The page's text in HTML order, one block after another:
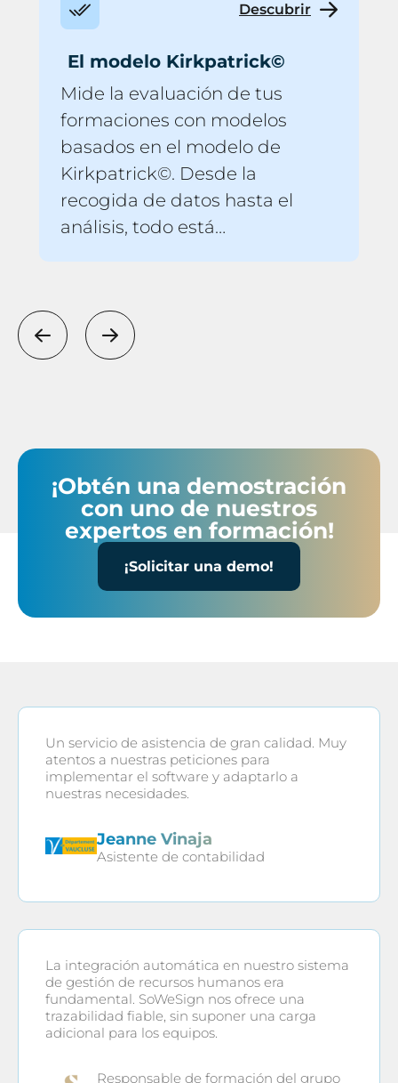
Descubrir
El modelo Kirkpatrick©
Mide la evaluación de tus
formaciones con modelos
basados en el modelo de
Kirkpatrick©. Desde la
recogida de datos hasta el
análisis, todo está
que lo propone de forma
completa e integrada.
precedentesiguiente
¡Obtén una demostración
con uno de nuestros
expertos en formación!
¡Solicitar una demo!
Un servicio de asistencia de gran calidad. Muy
atentos a nuestras peticiones para
implementar el software y adaptarlo a
nuestras necesidades.
Jeanne Vinaja
Asistente de contabilidad
La integración automática en nuestro sistema
de gestión de recursos humanos era
fundamental. SoWeSign nos ofrece una
trazabilidad fiable, sin suponer una carga
adicional para los equipos.
Responsable de formación del grupo